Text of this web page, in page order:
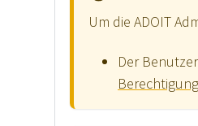
Um die ADOIT
Der